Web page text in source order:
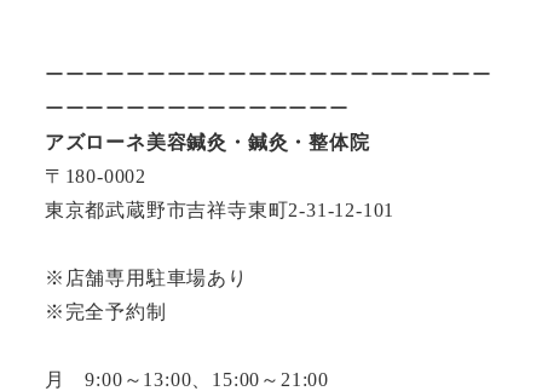
ーーーーーーーーーーーーーーーーーーーーーー
ーーーーーーーーーーーーーーー
アズローネ美容鍼灸・鍼灸・整体院
〒180-0002
東京都武蔵野市吉祥寺東町2-31-12-101
※店舗専用駐車場あり
※完全予約制
月 9:00～13:00、15:00～21:00